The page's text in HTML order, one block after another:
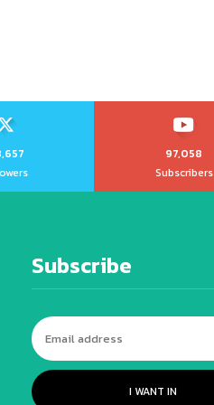
97,058
Subscribers
Subscribe
I WANT IN